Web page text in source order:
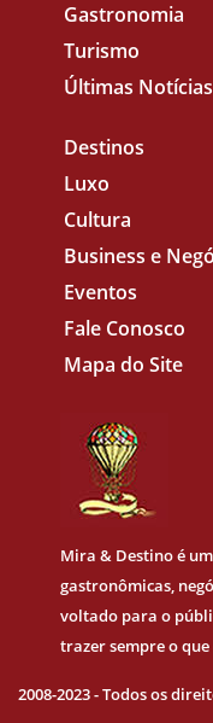
Gastronomia
Turismo
Últimas Notícias
Destinos
Luxo
Cultura
Business e
Eventos
Fale Conosco
Mapa do Site
Mira & Destinoé
gastronômicas,
voltado para o
trazer sempre o
2008-2023 - Todos os